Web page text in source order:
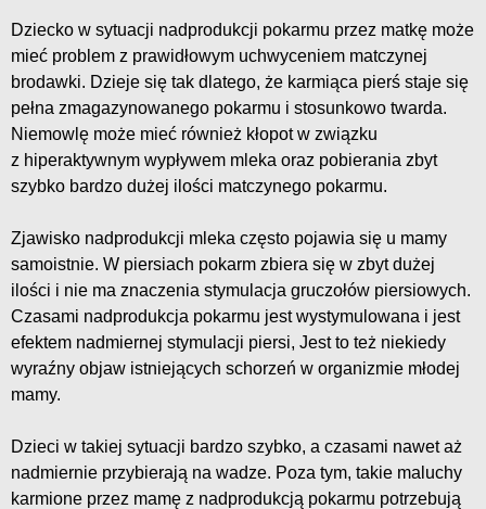
Dziecko w sytuacji nadprodukcji pokarmu przez matkę może
mieć problem z prawidłowym uchwyceniem matczynej
brodawki. Dzieje się tak dlatego, że karmiąca pierś staje się
pełna zmagazynowanego pokarmu i stosunkowo twarda.
Niemowlę może mieć również kłopot w związku
z hiperaktywnym wypływem mleka oraz pobierania zbyt
szybko bardzo dużej ilości matczynego pokarmu.
Zjawisko nadprodukcji mleka często pojawia się u mamy
samoistnie. W piersiach pokarm zbiera się w zbyt dużej
ilości i nie ma znaczenia stymulacja gruczołów piersiowych.
Czasami nadprodukcja pokarmu jest wystymulowana i jest
efektem nadmiernej stymulacji piersi, Jest to też niekiedy
wyraźny objaw istniejących schorzeń w organizmie młodej
mamy.
Dzieci w takiej sytuacji bardzo szybko, a czasami nawet aż
nadmiernie przybierają na wadze. Poza tym, takie maluchy
karmione przez mamę z nadprodukcją pokarmu potrzebują